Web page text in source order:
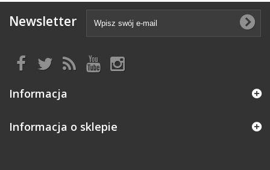
Newsletter
Informacja
Informacja o sklepie